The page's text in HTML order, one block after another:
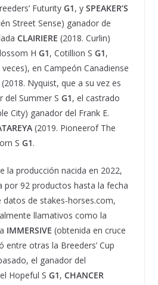
Futurity G1, y SPEAKER’S
Street Sense) ganador de
CLAIRIERE (2018. Curlin)
H G1, Cotillion S G1,
veces), en Campeón Canadiense
Nyquist, que a su vez es
del Summer S G1, el castrado
City) ganador del Frank E.
(2019. Pioneerof The
S G1.
la producción nacida en 2022,
por 92 productos hasta la fecha
datos de stakes-horses.com,
llamativos como la
IMMERSIVE (obtenida en cruce
entre otras la Breeders’ Cup
el ganador del
Hopeful S G1, CHANCER